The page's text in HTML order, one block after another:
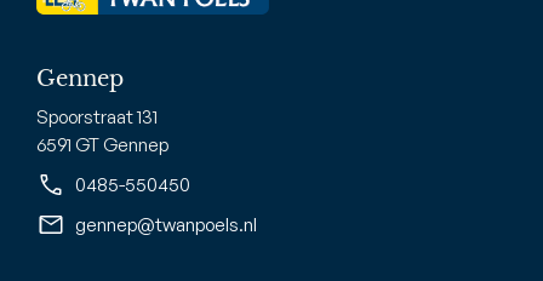
Gennep
Spoorstraat 131
6591 GT Gennep
0485-550450
gennep@twanpoels.nl